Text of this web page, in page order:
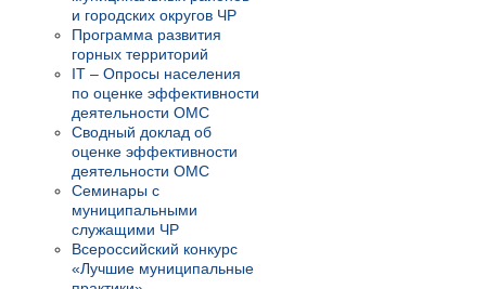
и городских округов ЧР
Программа развития
горных территорий
IT – Опросы населения
по оценке эффективности
деятельности ОМС
Сводный доклад об
оценке эффективности
деятельности ОМС
Семинары с
муниципальными
служащими ЧР
Всероссийский конкурс
«Лучшие муниципальные